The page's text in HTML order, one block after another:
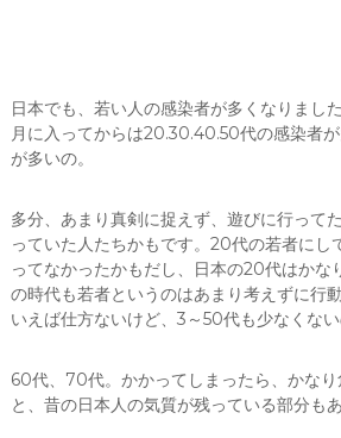
日本でも、若い人の感染者が多くなりまし
月に入ってからは20.30.40.50代の感染者
が多いの。
多分、あまり真剣に捉えず、遊びに行って
っていた人たちかもです。20代の若者にし
ってなかったかもだし、日本の20代はかな
の時代も若者というのはあまり考えずに行
いえば仕方ないけど、3～50代も少なくない
60代、70代。かかってしまったら、かな
と、昔の日本人の気質が残っている部分も